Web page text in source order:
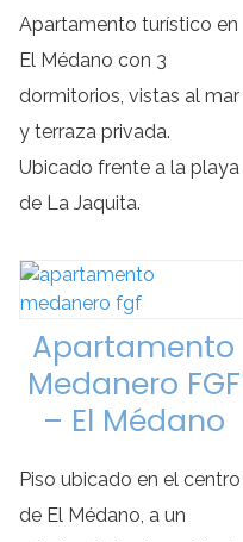
Apartamento turístico en
El Médano con 3
dormitorios, vistas al mar
y terraza privada.
Ubicado frente a la playa
de La Jaquita.
Apartamento
Medanero FGF
– El Médano
Piso ubicado en el centro
de El Médano, a un